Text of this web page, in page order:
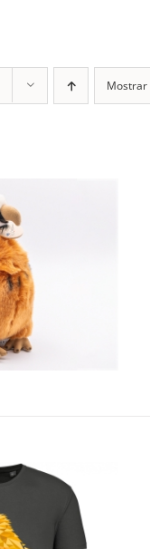
Mostrar